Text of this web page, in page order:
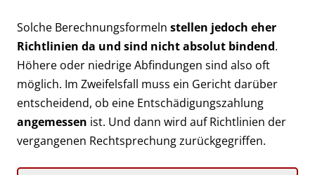
Solche Berechnungsformeln stellen jedoch eher
Richtlinien da und sind nicht absolut bindend.
Höhere oder niedrige Abfindungen sind also oft
möglich. Im Zweifelsfall muss ein Gericht darüber
entscheidend, ob eine Entschädigungszahlung
angemessen ist. Und dann wird auf Richtlinien der
vergangenen Rechtsprechung zurückgegriffen.